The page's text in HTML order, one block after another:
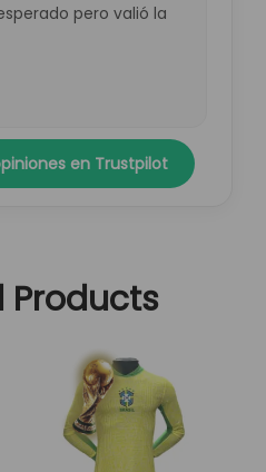
pero valió la
en Trustpilot
Products
El
precio
original
era:
89,95 €.
es:
29,95 €.
producto
tiene
múltiples
variantes.